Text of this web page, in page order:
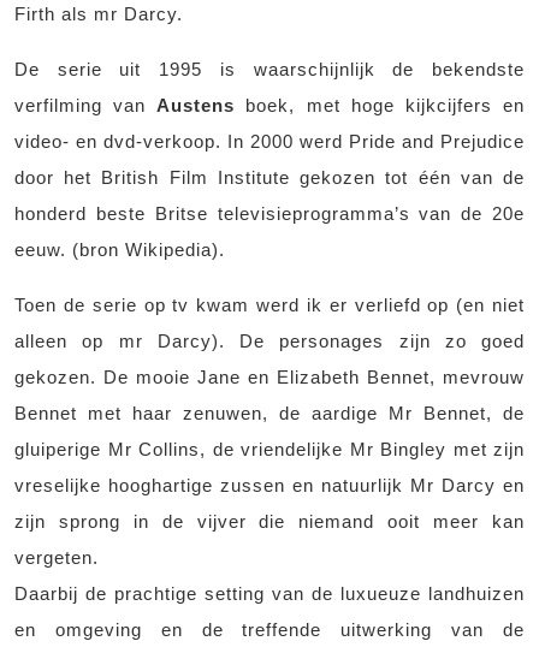
Firth als mr Darcy.
De serie uit 1995 is waarschijnlijk de bekendste
verfilming vanAustens boek, met hoge kijkcijfers en
video- en dvd-verkoop. In 2000 werd Pride and Prejudice
door het British Film Institute gekozen tot één van de
honderd beste Britse televisieprogramma’s van de 20e
eeuw. (bron Wikipedia).
Toen de serie op tv kwam werd ik er verliefd op (en niet
alleen op mr Darcy). De personages zijn zo goed
gekozen. De mooie Jane en Elizabeth Bennet, mevrouw
Bennet met haar zenuwen, de aardige Mr Bennet, de
gluiperige Mr Collins, de vriendelijke Mr Bingley met zijn
vreselijke hooghartige zussen en natuurlijk Mr Darcy en
zijn sprong in de vijver die niemand ooit meer kan
vergeten.
Daarbij de prachtige setting van de luxueuze landhuizen
en omgeving en de treffende uitwerking van de